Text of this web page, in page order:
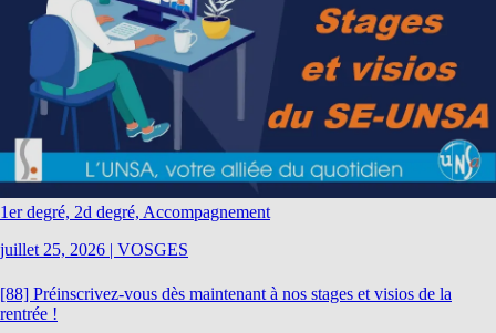
1er degré, 2d degré, Accompagnement
juillet 25, 2026 | VOSGES
[88] Préinscrivez-vous dès maintenant à nos stages et visios de la
rentrée !